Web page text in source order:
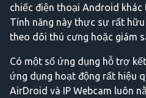
chiếc điện thoại Android
Tính năng này thực sự rất
theo dõi thú cưng hoặc giám
Có một số ứng dụng hỗ trợ
ứng dụng hoạt động rất hiệu
AirDroid và IP Webcam luôn